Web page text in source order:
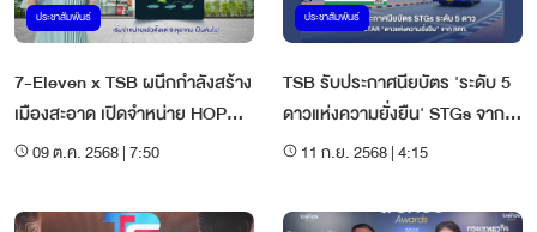
ประชาสัมพันธ์
7-Eleven x TSB ผนึกกำลังสร้าง
เมืองสะอาด เปิดจำหน่าย HOP
Card หนุนคนใช้รถเมล์ไฟฟ้า
09 ต.ค. 2568 | 7:50
ประชาสัมพันธ์
TSB รับประกาศนียบัตร 'ระดับ 5
ดาวแห่งความยั่งยืน' STGs จาก
ททท.11 ก.ย. 2568 | 4:15